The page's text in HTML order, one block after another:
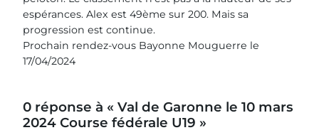
espérances. Alex est 49ème sur 200. Mais sa
progression est continue.
Prochain rendez-vous Bayonne Mouguerre le
17/04/2024
0 réponse à « Val de Garonne le 10 mars
2024 Course fédérale U19 »